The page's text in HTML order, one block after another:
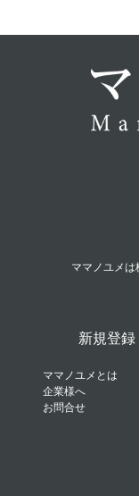
ママノユメ
新規登録
ママノユメとは
企業様へ
お問合せ